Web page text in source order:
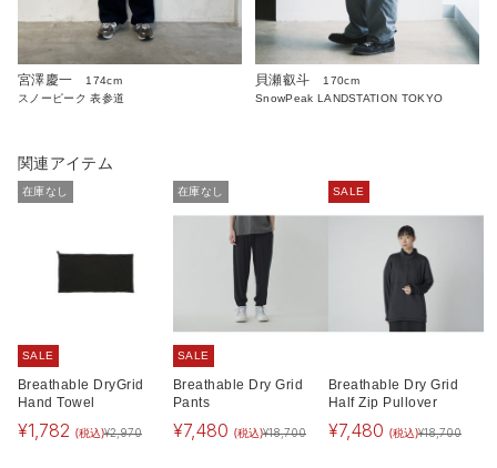
宮澤慶一
174cm
スノーピーク 表参道
貝瀬叡斗
170cm
SnowPeak LANDSTATION TOKYO
関連アイテム
在庫なし
SALE
Breathable DryGrid
Hand Towel
¥1,782 (税込)¥2,970
在庫なし
SALE
Breathable Dry Grid
Pants
¥7,480 (税込)¥18,700
SALE
Breathable Dry Grid
Half Zip Pullover
¥7,480 (税込)¥18,700